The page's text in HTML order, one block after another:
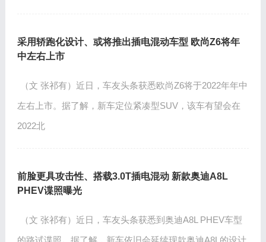
采用轿跑化设计、或将推出插电混动车型 欧尚Z6将年
中左右上市
（文 张祁有）近日，车友头条获悉欧尚Z6将于2022年年中
左右上市。据了解，新车定位紧凑型SUV，该车有望会在
2022北
前脸更具攻击性、搭载3.0T插电混动 新款奥迪A8L
PHEV谍照曝光
（文 张祁有）近日，车友头条获悉到奥迪A8L PHEV车型
的路试谍照。据了解，新车依旧会延续现款奥迪A8L的设计